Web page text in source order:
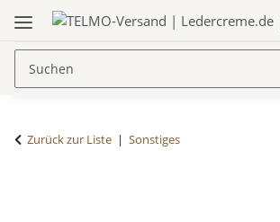
Zurück zur Liste Sonstiges